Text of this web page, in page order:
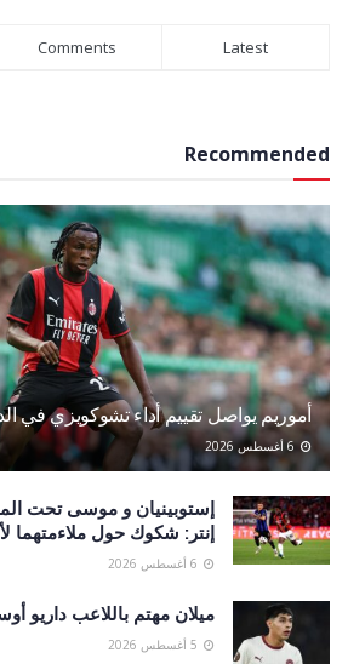
Comments Latest
Recommended
أموريم يواصل تقييم أداء تشوكويزي في
6 أغسطس 2026
إستوبينيان و موسى تحت
إنتر: شكوك حول ملاءمتهما
ميلان مهتم باللاعب داريو